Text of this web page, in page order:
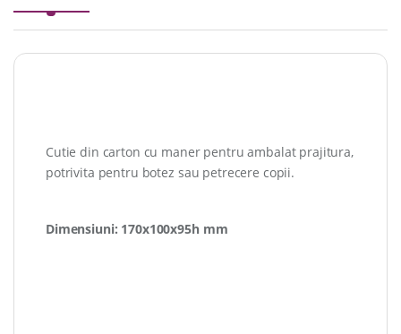
Cutie din carton cu maner pentru ambalat prajitura,
potrivita pentru botez sau petrecere copii.
Dimensiuni: 170x100x95h mm